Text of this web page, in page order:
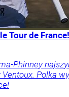
Tour de
Phinney
Polka